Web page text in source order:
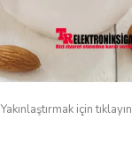
Yakınlaştırmak için tıklayın